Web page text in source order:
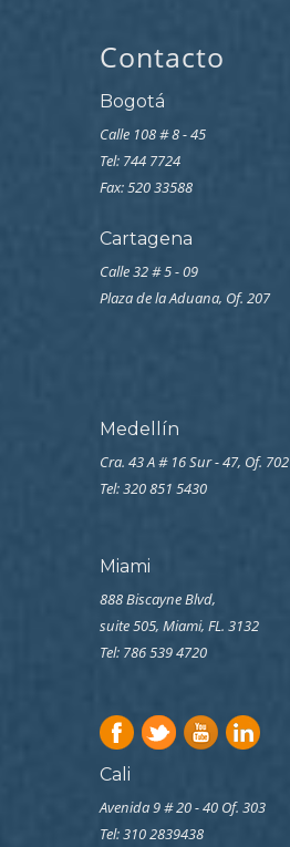
Contacto
Bogotá
Calle 108 # 8 - 45
Tel: 744 7724
Fax: 520 33588
Cartagena
Calle 32 # 5 - 09
Plaza de la Aduana, Of. 207
Medellín
Cra. 43 A # 16 Sur - 47, Of. 702
Tel: 320 851 5430
Miami
888 Biscayne Blvd,
suite 505, Miami, FL. 3132
Tel: 786 539 4720
Cali
Avenida 9 # 20 - 40 Of. 303
Tel:310 2839438